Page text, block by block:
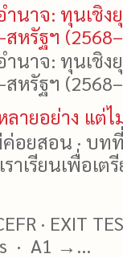
นาจ: ทุนเชิง
หรัฐฯ
นาจ: ทุนเชิง
หรัฐฯ
ายอย่าง แต่ไ
ค่อยสอน · บ
ราเรียนเพื่อเต
· EXIT
· A1 →...